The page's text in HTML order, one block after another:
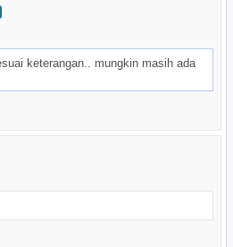
keterangan.. mungkin masih ada